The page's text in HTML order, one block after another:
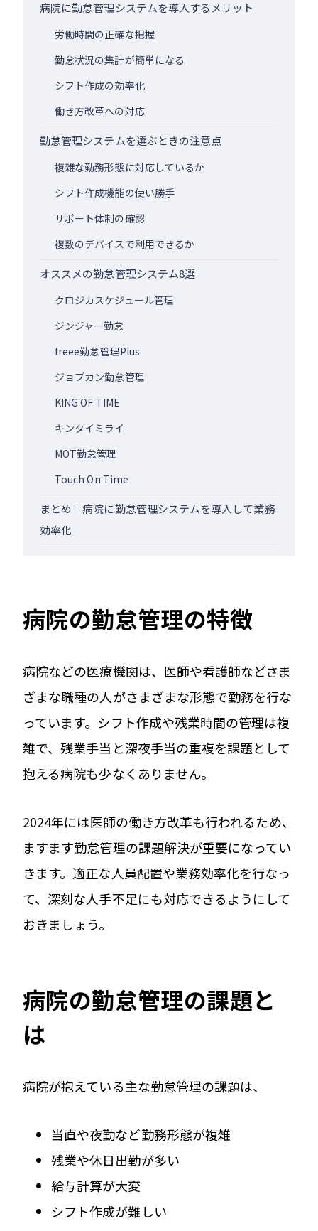
病院に勤怠管理システムを導入するメリット
労働時間の正確な把握
勤怠状況の集計が簡単になる
シフト作成の効率化
働き方改革への対応
勤怠管理システムを選ぶときの注意点
複雑な勤務形態に対応しているか
シフト作成機能の使い勝手
サポート体制の確認
複数のデバイスで利用できるか
オススメの勤怠管理システム8選
クロジカスケジュール管理
ジンジャー勤怠
freee勤怠管理Plus
ジョブカン勤怠管理
KING OF TIME
キンタイミライ
MOT勤怠管理
Touch On Time
まとめ｜病院に勤怠管理システムを導入して業務
効率化
病院の勤怠管理の特徴
病院などの医療機関は、医師や看護師などさま
ざまな職種の人がさまざまな形態で勤務を行な
っています。シフト作成や残業時間の管理は複
雑で、残業手当と深夜手当の重複を課題として
抱える病院も少なくありません。
2024年には医師の働き方改革も行われるため、
ますます勤怠管理の課題解決が重要になってい
きます。適正な人員配置や業務効率化を行なっ
て、深刻な人手不足にも対応できるようにして
おきましょう。
病院の勤怠管理の課題と
は
病院が抱えている主な勤怠管理の課題は、
当直や夜勤など勤務形態が複雑
残業や休日出勤が多い
給与計算が大変
シフト作成が難しい